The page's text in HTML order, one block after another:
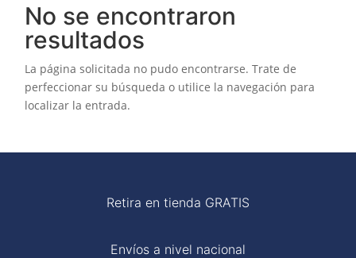
No se encontraron
resultados
La página solicitada no pudo encontrarse. Trate de
perfeccionar su búsqueda o utilice la navegación para
localizar la entrada.
Retira en tienda GRATIS
Envíos a nivel nacional